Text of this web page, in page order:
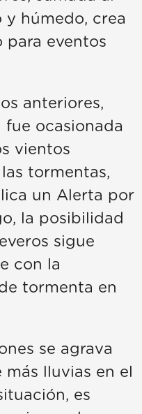
y húmedo, crea
para eventos
anteriores,
ocasionada
vientos
tormentas,
un Alerta por
la posibilidad
sigue
con la
tormenta en
se agrava
lluvias en el
es